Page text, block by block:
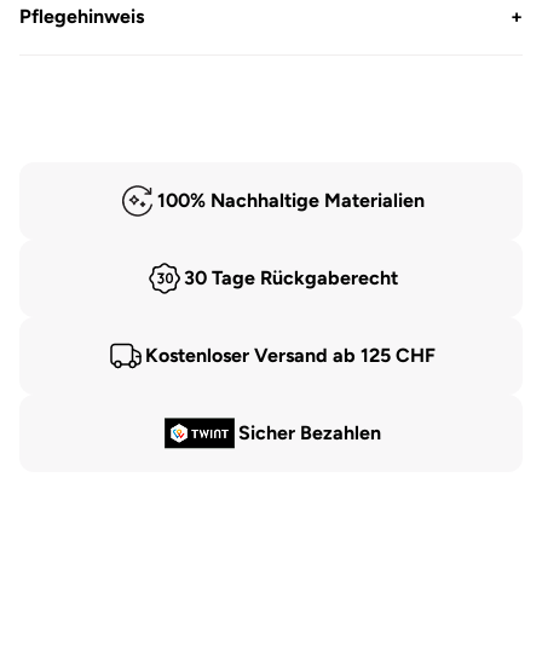
Pflegehinweis +
100% Nachhaltige Materialien
30 Tage Rückgaberecht
Kostenloser Versand ab 125 CHF
Sicher Bezahlen